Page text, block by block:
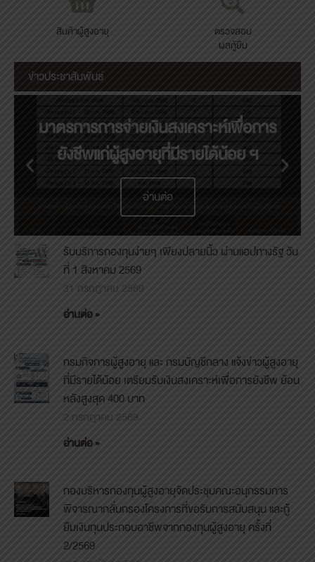
สินค้าผู้สูงอายุ
ตรวจสอบ
ผลกู้ยืม
ข่าวประชาสัมพันธ์
รับบริการกองทุนง่ายๆ เพียงปลายนิ้ว ผ่านแอปทางรัฐ วัน
ที่ 1 สิงหาคม 2569
31 กรกฎาคม 2569
อ่านต่อ »
กรมกิจการผู้สูงอายุ และ กรมบัญชีกลาง แจ้งข่าวผู้สูงอายุ
ที่มีรายได้น้อย เตรียมรับเงินสงเคราะห์เพื่อการยังชีพ ย้อน
หลังสูงสุด 400 บาท
2 กรกฎาคม 2569
อ่านต่อ »
กองบริหารกองทุนผู้สูงอายุจัดประชุมคณะอนุกรรมการ
พิจารณากลั่นกรองโครงการที่ขอรับการสนับสนุน และกู้
ยืมเงินทุนประกอบอาชีพจากกองทุนผู้สูงอายุ ครั้งที่
2/2569